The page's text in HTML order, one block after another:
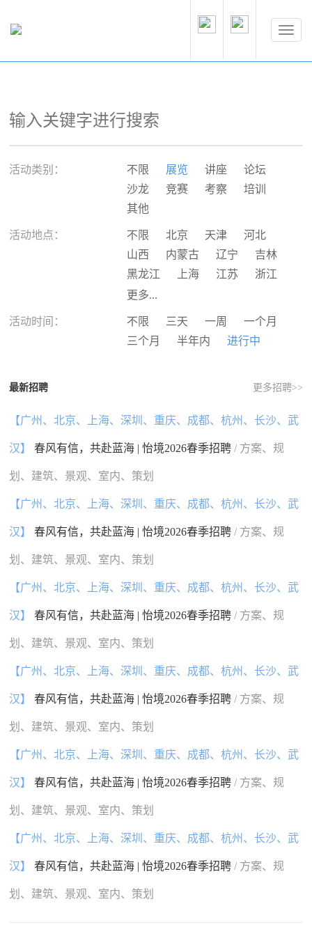
活动类别： 不限 展览 讲座
论坛
沙龙
竞赛 考察
培训
其他
活动地点： 不限 北京 天津
河北
山西
内蒙古 辽宁
吉林
黑龙江
上海 江苏
浙江
安徽
广东
广西
海南 重庆
四川
国外
更多...
活动时间： 不限 三天 一周
一个月
三个月
半年内 进行中
最新招聘 更多招聘>>
【广州、北京、上海、深圳、重庆、成都、杭州、长沙、武
汉】 春风有信，共赴蓝海 | 怡境2026春季招聘/ 方案、规
划、建筑、景观、室内、策划
【广州、北京、上海、深圳、重庆、成都、杭州、长沙、武
汉】 春风有信，共赴蓝海 | 怡境2026春季招聘/ 方案、规
划、建筑、景观、室内、策划
【广州、北京、上海、深圳、重庆、成都、杭州、长沙、武
汉】 春风有信，共赴蓝海 | 怡境2026春季招聘/ 方案、规
划、建筑、景观、室内、策划
【广州、北京、上海、深圳、重庆、成都、杭州、长沙、武
汉】 春风有信，共赴蓝海 | 怡境2026春季招聘/ 方案、规
划、建筑、景观、室内、策划
【广州、北京、上海、深圳、重庆、成都、杭州、长沙、武
汉】 春风有信，共赴蓝海 | 怡境2026春季招聘/ 方案、规
划、建筑、景观、室内、策划
【广州、北京、上海、深圳、重庆、成都、杭州、长沙、武
汉】 春风有信，共赴蓝海 | 怡境2026春季招聘/ 方案、规
划、建筑、景观、室内、策划